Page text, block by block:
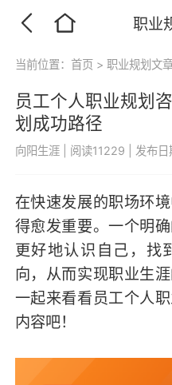
职业
当前位置：首页 > 职业规划文
员工个人职业规划
划成功路径
向阳生涯 阅读11229 发布
在快速发展的职场环
得愈发重要。一个明
更好地认识自己，找
向，从而实现职业生
一起来看看员工个人
内容吧！